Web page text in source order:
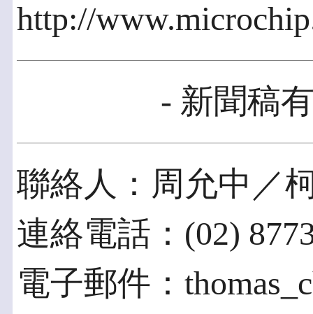
http://
- 新聞稿
聯絡人：周允中／
連絡電話：(02)
電子郵件：